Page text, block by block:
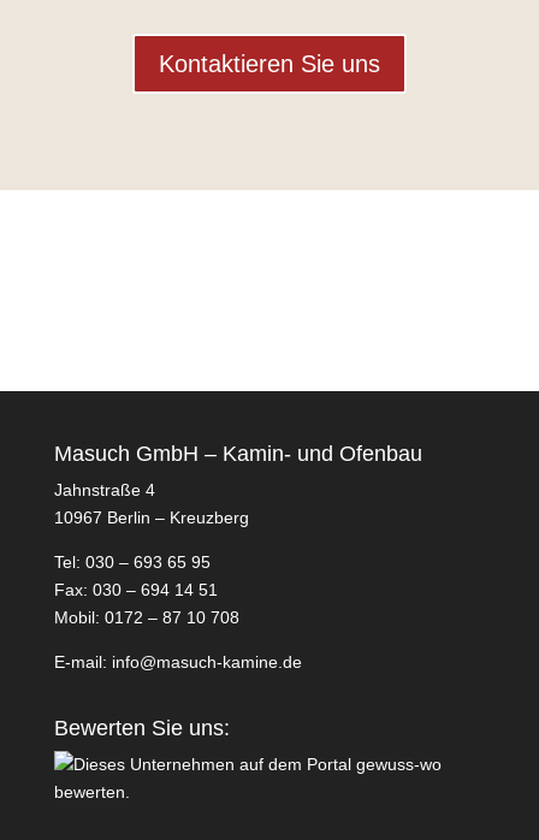
Kontaktieren Sie uns
Masuch GmbH – Kamin- und Ofenbau
Jahnstraße 4
10967 Berlin – Kreuzberg
Tel: 030 – 693 65 95
Fax: 030 – 694 14 51
Mobil: 0172 – 87 10 708
E-mail: info@masuch-kamine.de
Bewerten Sie uns: